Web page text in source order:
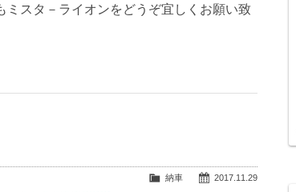
スタ－ライオンをどうぞ宜しくお願い致
2017.11.29
納車